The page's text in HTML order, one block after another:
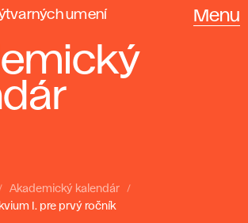
umení
Menu
Akademický kalendár
I. pre prvý ročník